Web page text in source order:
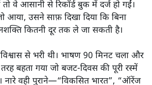
2026 बड़े बदलाव का वादा करता दिखता है,
बजट की आलोचनात्मक समीक्षा पढ़िए।